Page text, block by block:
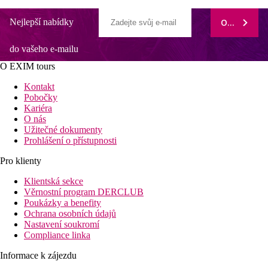
Nejlepší nabídky
do vašeho e-mailu
ODEBÍRAT
O EXIM tours
Kontakt
Pobočky
Kariéra
O nás
Užitečné dokumenty
Prohlášení o přístupnosti
Pro klienty
Klientská sekce
Věrnostní program DERCLUB
Poukázky a benefity
Ochrana osobních údajů
Nastavení soukromí
Compliance linka
Informace k zájezdu